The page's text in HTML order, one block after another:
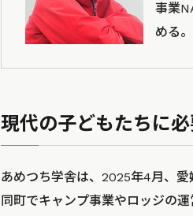
事業
める。
現代の子どもたちに
あめつち学舎は、2025年4月、
同町でキャンプ事業やロッジの